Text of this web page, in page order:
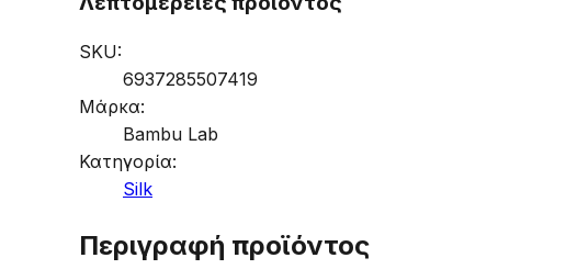
SKU:
6937285507419
Μάρκα:
Bambu Lab
Κατηγορία:
Silk
Περιγραφή προϊόντος